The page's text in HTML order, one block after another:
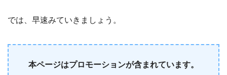
では、早速みていきましょう。
本ページはプロモーションが含まれています。